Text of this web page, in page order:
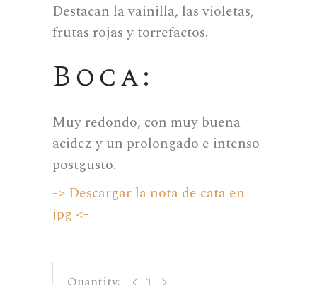
Destacan la vainilla, las violetas,
frutas rojas y torrefactos.
Boca:
Muy redondo, con muy buena
acidez y un prolongado e intenso
postgusto.
-> Descargar la nota de cata en
jpg <-
Gastón quantity